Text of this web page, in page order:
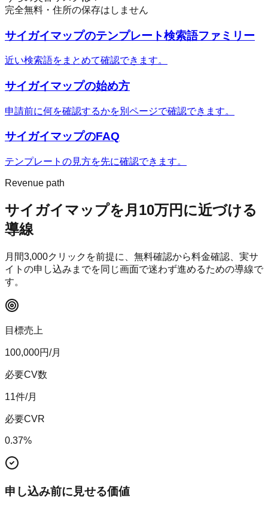
完全無料・住所の保存はしません
サイガイマップのテンプレート検索語ファミリー
近い検索語をまとめて確認できます。
サイガイマップの始め方
申請前に何を確認するかを別ページで確認できます。
サイガイマップのFAQ
テンプレートの見方を先に確認できます。
Revenue path
サイガイマップを月10万円に近づける
導線
月間3,000クリックを前提に、無料確認から料金確認、実サ
イトの申し込みまでを同じ画面で迷わず進めるための導線で
す。
目標売上
100,000円/月
必要CV数
11件/月
必要CVR
0.37%
申し込み前に見せる価値